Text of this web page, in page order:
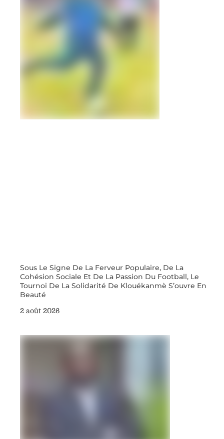
Sous Le Signe De La Ferveur Populaire, De La
Cohésion Sociale Et De La Passion Du Football, Le
Tournoi De La Solidarité De Klouékanmè S’ouvre En
Beauté
2 août 2026